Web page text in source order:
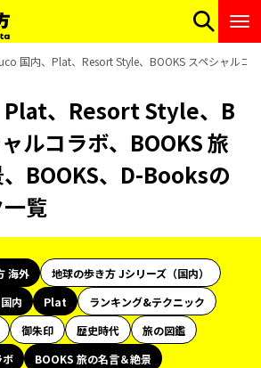
国内、Plat、Resort Style、BOOKS スペシャルコ
Plat、Resort Style、B
ルコラボ、BOOKS 旅
BOOKS、D-Booksの
覧
海外
地球の歩き方 Jシリーズ（国内）
内 Plat
ランキング&テクニック
御朱印 歴史時代
旅の図鑑
ボ
BOOKS 旅の名言＆絶景